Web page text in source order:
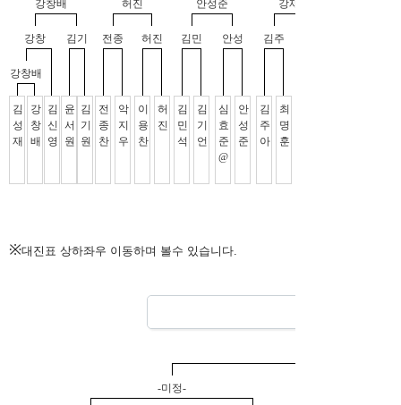
※대진표 상하좌우 이동하며 볼수 있습니다.